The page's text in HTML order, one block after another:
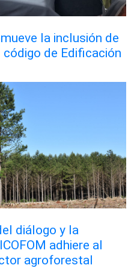
la inclusión de
código de Edificación
diálogo y la
adhiere al
agroforestal